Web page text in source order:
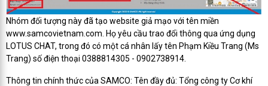
Nhóm đối tượng này đã tạo website giả mạo với tên miền
www.samcovietnam.com. Họ yêu cầu trao đổi thông qua ứng dụng
LOTUS CHAT, trong đó có một cá nhân lấy tên Phạm Kiều Trang (Ms
Trang) số điện thoại 0388814305 - 0902738914.
Thông tin chính thức của SAMCO: Tên đầy đủ: Tổng công ty Cơ khí